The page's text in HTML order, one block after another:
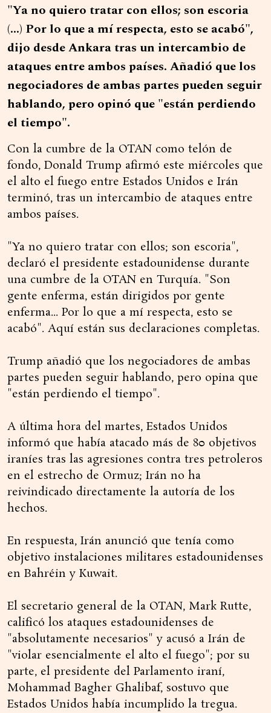
"Ya no quiero tratar con ellos; son escoria
(...) Por lo que a mí respecta, esto se acabó",
dijo desde Ankara tras un intercambio de
ataques entre ambos países. Añadió que los
negociadores de ambas partes pueden seguir
hablando, pero opinó que "están perdiendo
el tiempo".
Con la cumbre de la OTAN como telón de
fondo, Donald Trump afirmó este miércoles que
el alto el fuego entre Estados Unidos e Irán
terminó, tras un intercambio de ataques entre
ambos países.
"Ya no quiero tratar con ellos; son escoria",
declaró el presidente estadounidense durante
una cumbre de la OTAN en Turquía. "Son
gente enferma, están dirigidos por gente
enferma... Por lo que a mí respecta, esto se
acabó". Aquí están sus declaraciones completas.
Trump añadió que los negociadores de ambas
partes pueden seguir hablando, pero opina que
"están perdiendo el tiempo".
A última hora del martes, Estados Unidos
informó que había atacado más de 80 objetivos
iraníes tras las agresiones contra tres petroleros
en el estrecho de Ormuz; Irán no ha
reivindicado directamente la autoría de los
hechos.
En respuesta, Irán anunció que tenía como
objetivo instalaciones militares estadounidenses
en Bahréin y Kuwait.
El secretario general de la OTAN, Mark Rutte,
calificó los ataques estadounidenses de
"absolutamente necesarios" y acusó a Irán de
"violar esencialmente el alto el fuego"; por su
parte, el presidente del Parlamento iraní,
Mohammad Bagher Ghalibaf, sostuvo que
Estados Unidos había incumplido la tregua.